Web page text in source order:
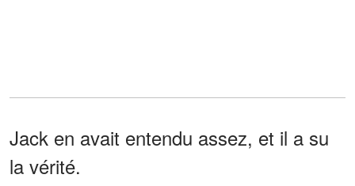
Jack en avait entendu assez, et il a su
la vérité.